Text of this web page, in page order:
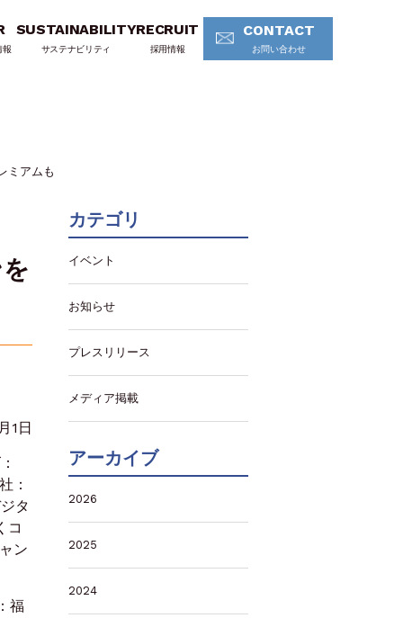
報
SUSTAINABILITY
サステナビリティ
RECRUIT
採用情報
CONTACT
お問い合わせ
ミアムも
1日
：
タ
コ
ン
福
カテゴリ
イベント
お知らせ
プレスリリース
メディア掲載
アーカイブ
2026
2025
2024